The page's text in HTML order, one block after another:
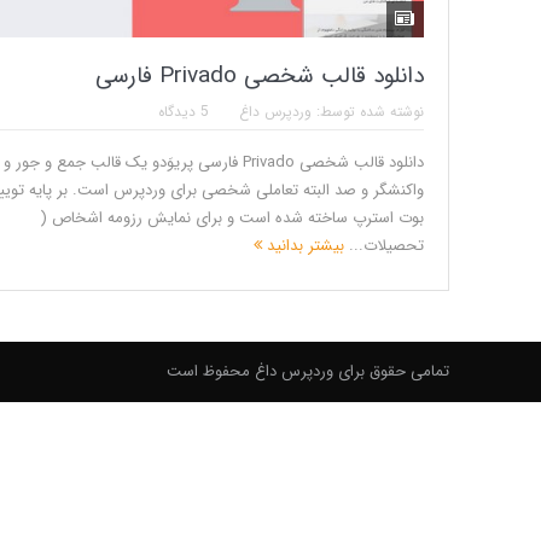
دانلود قالب شخصی Privado فارسی
نوشته شده توسط: وردپرس داغ 5 دیدگاه
دانلود قالب شخصی Privado فارسی پریوَدو یک قالب جمع و جور و
واکنشگر و صد البته تعاملی شخصی برای وردپرس است. بر پایه
بوت استرپ ساخته شده است و برای نمایش رزومه اشخاص (
تحصیلات...بیشتر بدانید
تمامی حقوق برای وردپرس داغ محفوظ است